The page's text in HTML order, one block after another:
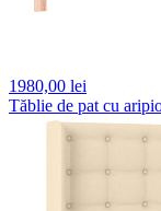
1980,00 lei
Tăblie de pat cu